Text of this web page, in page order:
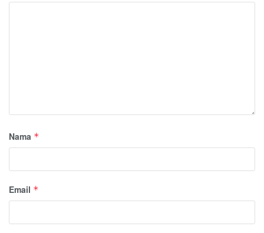
Nama *
Email *